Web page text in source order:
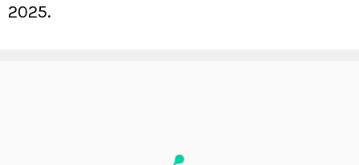
2025.